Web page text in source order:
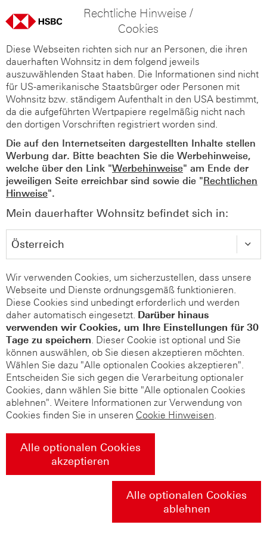
Rechtliche Hinweise /
Cookies
Diese Webseiten richten sich nur an Personen, die ihren
dauerhaften Wohnsitz in dem folgend jeweils
auszuwählenden Staat haben. Die Informationen sind nicht
für US-amerikanische Staatsbürger oder Personen mit
Wohnsitz bzw. ständigem Aufenthalt in den USA bestimmt,
da die aufgeführten Wertpapiere regelmäßig nicht nach
den dortigen Vorschriften registriert worden sind.
Die auf den Internetseiten dargestellten Inhalte stellen
Werbung dar. Bitte beachten Sie die Werbehinweise,
welche über den Link "Werbehinweise" am Ende der
jeweiligen Seite erreichbar sind sowie die "Rechtlichen
Hinweise".
Mein dauerhafter Wohnsitz befindet sich in:
Wir verwenden Cookies, um sicherzustellen, dass unsere
Webseite und Dienste ordnungsgemäß funktionieren.
Diese Cookies sind unbedingt erforderlich und werden
daher automatisch eingesetzt. Darüber hinaus
verwenden wir Cookies, um Ihre Einstellungen für 30
Tage zu speichern. Dieser Cookie ist optional und Sie
können auswählen, ob Sie diesen akzeptieren möchten.
Wählen Sie dazu "Alle optionalen Cookies akzeptieren".
Entscheiden Sie sich gegen die Verarbeitung optionaler
Cookies, dann wählen Sie bitte "Alle optionalen Cookies
ablehnen". Weitere Informationen zur Verwendung von
Cookies finden Sie in unseren Cookie Hinweisen.
Alle optionalen Cookies
akzeptieren
Alle optionalen Cookies
ablehnen